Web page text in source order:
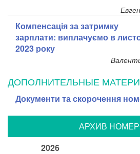
Компенсація за затримку
зарплати: виплачуємо в
2023 року
ДОПОЛНИТЕЛЬНЫЕ
Документи та скорочення
АРХИВ
2026